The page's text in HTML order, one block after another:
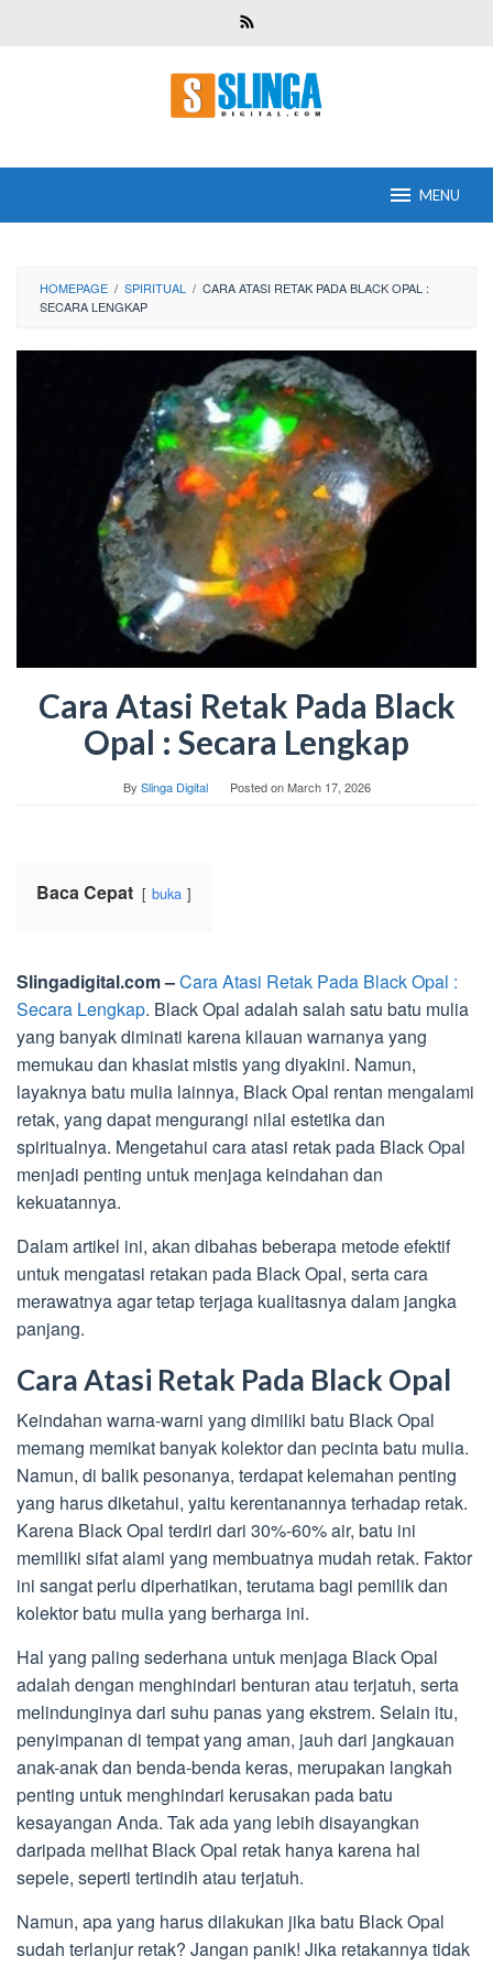
MENU
HOMEPAGE / SPIRITUAL / CARA ATASI RETAK PADA BLACK OPAL :
SECARA LENGKAP
Cara Atasi Retak Pada Black
Opal : Secara Lengkap
By Slinga Digital Posted onMarch 17, 2026
Baca Cepat buka
Slingadigital.com –Cara Atasi Retak Pada Black Opal :
Secara Lengkap. Black Opal adalah salah satu batu mulia
yang banyak diminati karena kilauan warnanya yang
memukau dan khasiat mistis yang diyakini. Namun,
layaknya batu mulia lainnya, Black Opal rentan mengalami
retak, yang dapat mengurangi nilai estetika dan
spiritualnya. Mengetahui cara atasi retak pada Black Opal
menjadi penting untuk menjaga keindahan dan
kekuatannya.
Dalam artikel ini, akan dibahas beberapa metode efektif
untuk mengatasi retakan pada Black Opal, serta cara
merawatnya agar tetap terjaga kualitasnya dalam jangka
panjang.
Cara Atasi Retak Pada Black Opal
Keindahan warna-warni yang dimiliki batu Black Opal
memang memikat banyak kolektor dan pecinta batu mulia.
Namun, di balik pesonanya, terdapat kelemahan penting
yang harus diketahui, yaitu kerentanannya terhadap retak.
Karena Black Opal terdiri dari 30%-60% air, batu ini
memiliki sifat alami yang membuatnya mudah retak. Faktor
ini sangat perlu diperhatikan, terutama bagi pemilik dan
kolektor batu mulia yang berharga ini.
Hal yang paling sederhana untuk menjaga Black Opal
adalah dengan menghindari benturan atau terjatuh, serta
melindunginya dari suhu panas yang ekstrem. Selain itu,
penyimpanan di tempat yang aman, jauh dari jangkauan
anak-anak dan benda-benda keras, merupakan langkah
penting untuk menghindari kerusakan pada batu
kesayangan Anda. Tak ada yang lebih disayangkan
daripada melihat Black Opal retak hanya karena hal
sepele, seperti tertindih atau terjatuh.
Namun, apa yang harus dilakukan jika batu Black Opal
sudah terlanjur retak? Jangan panik! Jika retakannya tidak